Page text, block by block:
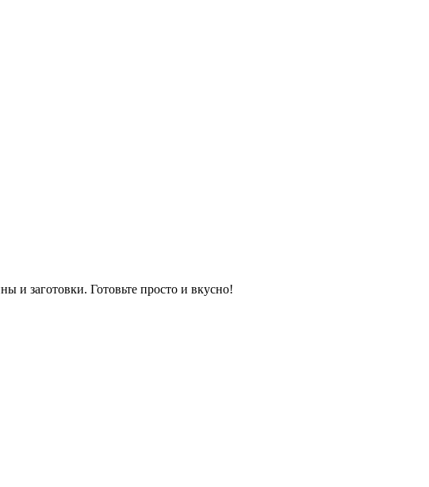
и заготовки. Готовьте просто и вкусно!